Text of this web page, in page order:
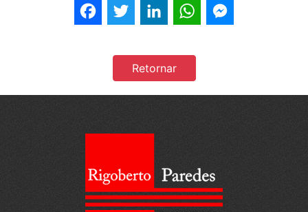
FacebookTwitter LinkedIn WhatsApp
Retornar